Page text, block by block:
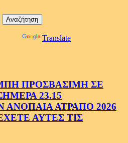
Translate
ΠΡΟΣΒΑΣΙΜΗ ΣΕ
23.15
ΑΝΟΠΑΙΑ ΑΤΡΑΠΟ 2026
ΑΥΤΕΣ ΤΙΣ